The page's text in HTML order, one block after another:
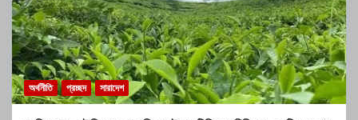
অর্থনীতি প্রচ্ছদ সারাদেশ